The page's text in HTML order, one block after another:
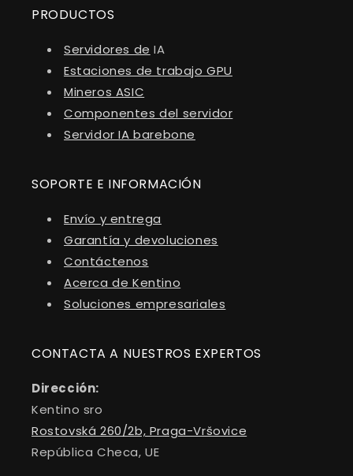
PRODUCTOS
Servidores de IA
Estaciones de trabajo GPU
Mineros ASIC
Componentes del servidor
Servidor IA barebone
SOPORTE E INFORMACIÓN
Envío y entrega
Garantía y devoluciones
Contáctenos
Acerca de Kentino
Soluciones empresariales
CONTACTA A NUESTROS EXPERTOS
Dirección:
Kentino sro
Rostovská 260/2b, Praga-Vršovice
República Checa, UE